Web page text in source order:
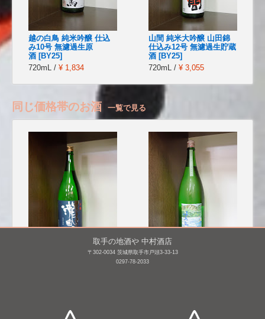
越の白鳥 純米吟醸 仕込
み10号 無濾過生原
酒 [BY25]
720mL / ¥ 1,834
山間 純米大吟醸 山田錦
仕込み12号 無濾過生貯蔵
酒 [BY25]
720mL / ¥ 3,055
同じ価格帯のお酒 一覧で見る
津島屋外伝 純米酒 der
Vater Rhein(父なるライ
取手の地酒や 中村酒店
〒302-0034 茨城県取手市戸頭3-33-13
0297-78-2033